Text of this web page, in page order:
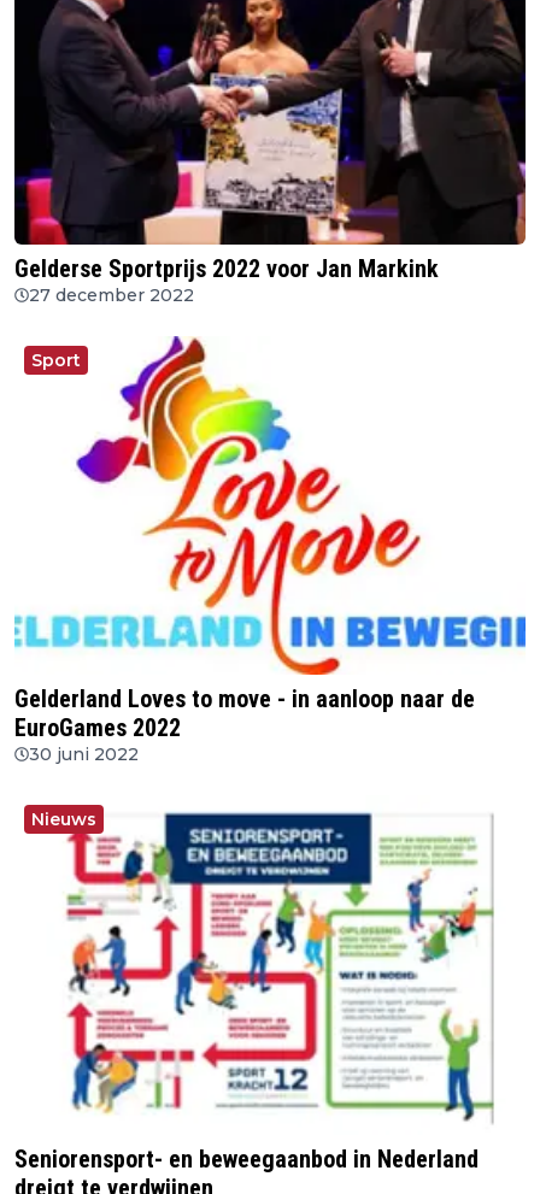
Gelderse Sportprijs 2022 voor Jan Markink
27 december 2022
Sport
Gelderland Loves to move - in aanloop naar de
EuroGames 2022
30 juni 2022
Nieuws
Seniorensport- en beweegaanbod in Nederland
dreigt te verdwijnen